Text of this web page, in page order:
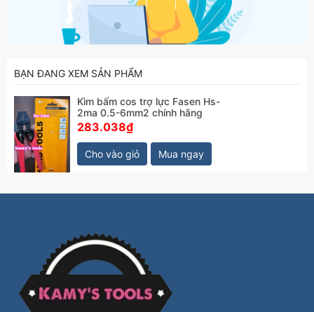
BẠN ĐANG XEM SẢN PHẨM
Kìm bấm cos trợ lực Fasen Hs-
2ma 0.5-6mm2 chính hãng
283.038₫
Cho vào giỏ Mua ngay